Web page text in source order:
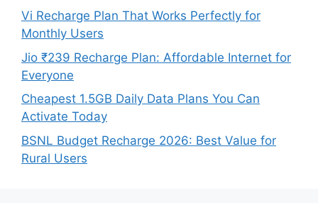
Vi Recharge Plan That Works Perfectly for
Monthly Users
Jio ₹239 Recharge Plan: Affordable Internet for
Everyone
Cheapest 1.5GB Daily Data Plans You Can
Activate Today
BSNL Budget Recharge 2026: Best Value for
Rural Users